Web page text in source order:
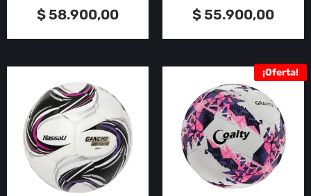
$58.900,00 $55.900,00
¡Oferta!